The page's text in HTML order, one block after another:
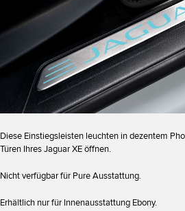
Diese Einstiegsleisten leuchten in dezentem
Türen Ihres Jaguar XE öffnen.
Nicht verfügbar für Pure Ausstattung.
Erhältlich nur für Innenausstattung Ebony.